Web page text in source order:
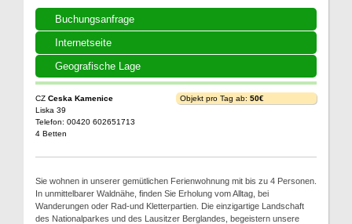
Buchungsanfrage
Internetseite
Geografische Lage
CZ Ceska Kamenice
Liska 39
Telefon: 00420 602651713
4 Betten
Objekt pro Tag ab: 50€
Sie wohnen in unserer gemütlichen Ferienwohnung mit bis zu 4 Personen.
In unmittelbarer Waldnähe, finden Sie Erholung vom Alltag, bei
Wanderungen oder Rad-und Kletterpartien. Die einzigartige Landschaft
des Nationalparkes und des Lausitzer Berglandes, begeistern unsere